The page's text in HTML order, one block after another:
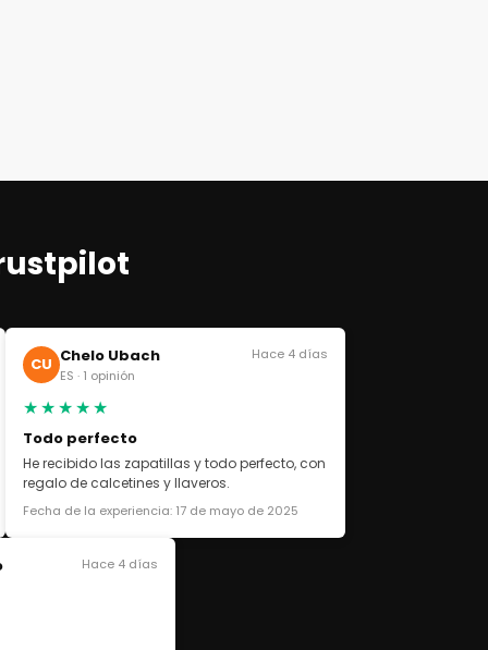
CU Chelo Ubach
ES · 1 opinión
Hace 4 días
★★★★★
Todo perfecto
He recibido las zapatillas y todo perfecto, con
regalo de calcetines y llaveros.
Fecha de la experiencia: 17 de mayo de 2025
Hace 4 días